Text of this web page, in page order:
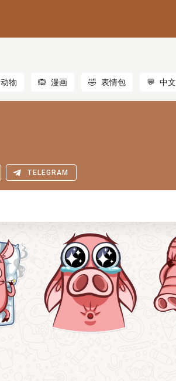
动物 🙉 漫画 🤣 表情包 💬 中文
TELEGRAM